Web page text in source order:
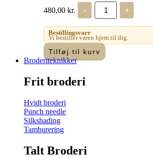
480,00 kr. -
Haandarbejdets
Fremme
-
Tusindfryd
pude
VO
antal
+
Bestillingsvare
Vi bestiller varen hjem til dig.
Tilføj til kurv
Broderiteknikker
Frit broderi
Hvidt broderi
Punch needle
Silkshading
Tamburering
Talt Broderi